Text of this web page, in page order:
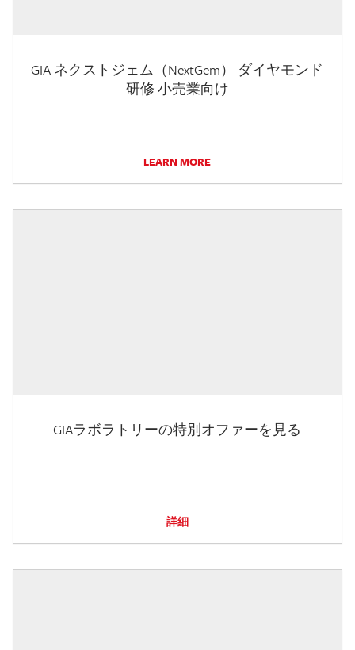
GIA ネクストジェム（NextGem） ダイヤモンド
研修 小売業向け
LEARN MORE
GIAラボラトリーの特別オファーを見る
詳細